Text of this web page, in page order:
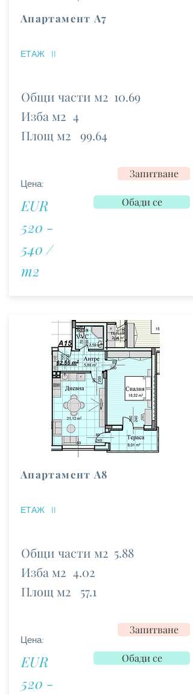
Апартамент А7
II
ЕТАЖ
Общи части м2
Изба м2
Площ м2
10.69
4
99.64
Цена:
EUR
520 -
540 /
m2
Запитване
Обади се
Апартамент А8
II
ЕТАЖ
Общи части м2
Изба м2
Площ м2
5.88
4.02
57.1
Цена:
EUR
520 -
Запитване
Обади се